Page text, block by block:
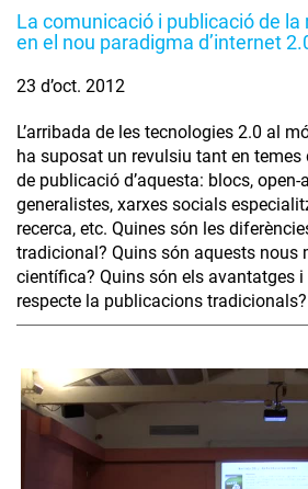
La comunicació i publicació de la
en el nou paradigma d’internet
23 d’oct. 2012
L’arribada de les tecnologies 2.0 al
ha suposat un revulsiu tant en
de publicació d’aquesta: blocs,
generalistes, xarxes socials
recerca, etc. Quines són les
tradicional? Quins són aquests nous
científica? Quins són els avantatges
respecte la publicacions tradicionals?